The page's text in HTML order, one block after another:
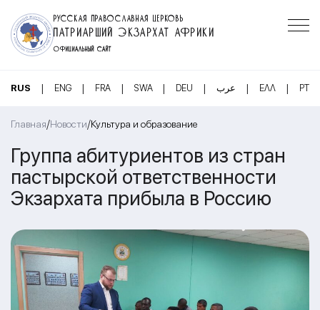
РУССКАЯ ПРАВОСЛАВНАЯ ЦЕРКОВЬ
ПАТРИАРШИЙ ЭКЗАРХАТ АФРИКИ
ОФИЦИАЛЬНЫЙ САЙТ
RUS | ENG | FRA | SWA | DEU | عرب | ΕΛΛ | PT
Главная/Новости/Культура и образование
Группа абитуриентов из стран
пастырской ответственности
Экзархата прибыла в Россию